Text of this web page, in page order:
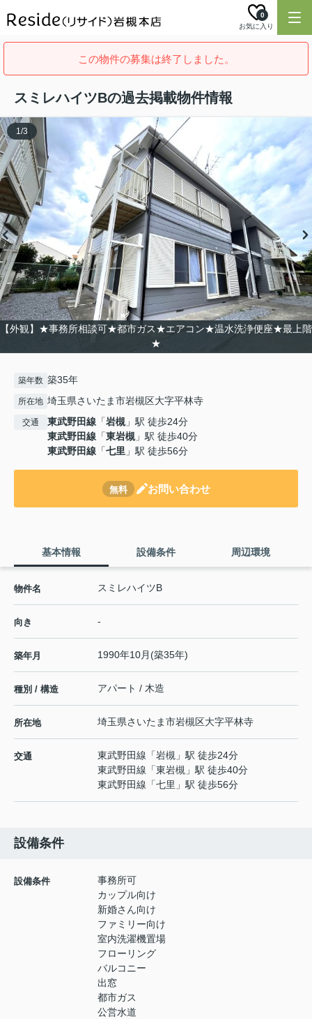
お気に入り
0
この物件の募集は終了しました。
スミレハイツBの過去掲載物件情報
【外観】★事務所相談可★都市ガス★エアコン★温水洗浄便座★最上階
★
1/3
築年数 築35年
所在地 埼玉県さいたま市岩槻区大字平林寺
交通 東武野田線 「岩槻 」駅 徒歩24分
東武野田線 「東岩槻 」駅 徒歩40分
東武野田線 「七里 」駅 徒歩56分
無料 お問い合わせ
基本情報 設備条件 周辺環境
物件名 スミレハイツB
向き -
築年月 1990年10月(築35年)
種別 / 構造 アパート / 木造
所在地 埼玉県さいたま市岩槻区大字平林寺
交通 東武野田線 「岩槻 」駅 徒歩24分
東武野田線 「東岩槻 」駅 徒歩40分
東武野田線 「七里 」駅 徒歩56分
設備条件
設備条件
事務所可
カップル向け
新婚さん向け
ファミリー向け
室内洗濯機置場
フローリング
バルコニー
出窓
都市ガス
公営水道